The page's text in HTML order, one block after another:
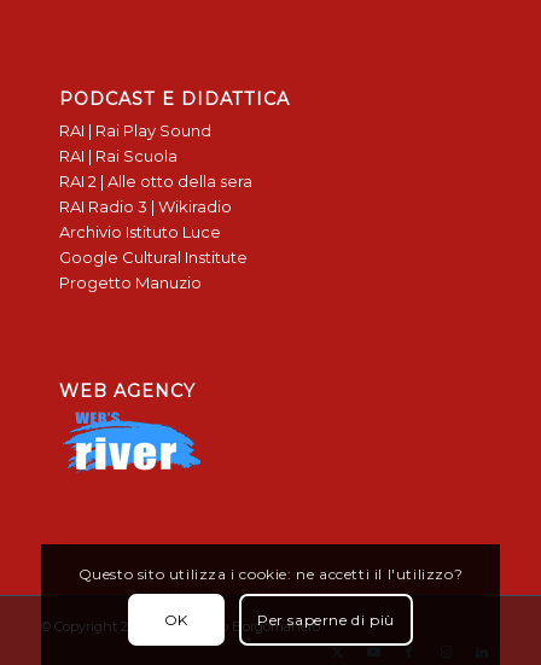
PODCAST E DIDATTICA
RAI | Rai Play Sound
RAI | Rai Scuola
RAI 2 | Alle otto della sera
RAI Radio 3 | Wikiradio
Archivio Istituto Luce
Google Cultural Institute
Progetto Manuzio
WEB AGENCY
© Copyright 2019 - Don Bosco Borgomanero
Questo sito utilizza i cookie: ne accetti il l'utilizzo?
OK Per saperne di più